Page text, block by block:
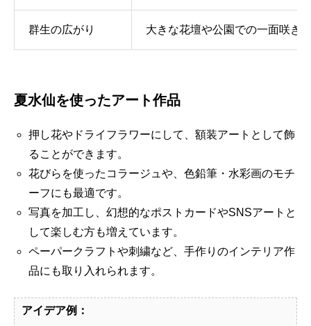
群生の広がり 大きな花壇や公園での一面咲き
夏水仙を使ったアート作品
押し花やドライフラワーにして、額装アートとして飾
ることができます。
花びらを使ったコラージュや、色鉛筆・水彩画のモチ
ーフにも最適です。
写真を加工し、幻想的なポストカードやSNSアートと
して楽しむ方も増えています。
ペーパークラフトや刺繍など、手作りのインテリア作
品にも取り入れられます。
アイデア例：